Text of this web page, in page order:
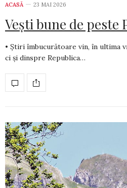
ACASĂ 23 MAI 2026
Vești bune de peste
• Știri îmbucurătoare vin, în ultima
ci și dinspre Republica…